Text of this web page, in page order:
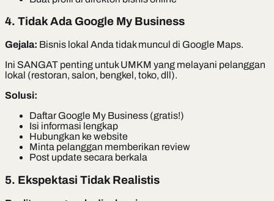
4. Tidak Ada Google My Business
Gejala: Bisnis lokal Anda tidak muncul di Google Maps.
Ini SANGAT penting untuk UMKM yang melayani pelanggan
lokal (restoran, salon, bengkel, toko, dll).
Solusi:
Daftar Google My Business (gratis!)
Isi informasi lengkap
Hubungkan ke website
Minta pelanggan memberikan review
Post update secara berkala
5. Ekspektasi Tidak Realistis